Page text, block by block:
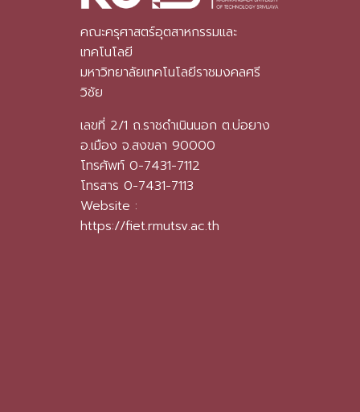
คณะครุศาสตร์อุตสาหกรรมและ
เทคโนโลยี
มหาวิทยาลัยเทคโนโลยีราชมงคลศรี
วิชัย
เลขที่ 2/1 ถ.ราชดำเนินนอก ต.บ่อยาง
อ.เมือง จ.สงขลา 90000
โทรศัพท์ 0-7431-7112
โทรสาร 0-7431-7113
Website :
https://fiet.rmutsv.ac.th